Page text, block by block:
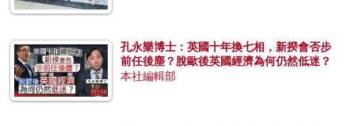
孔永樂博士：英國十年換七相，新揆會否步
前任後塵？脫歐後英國經濟為何仍然低迷？
本社編輯部